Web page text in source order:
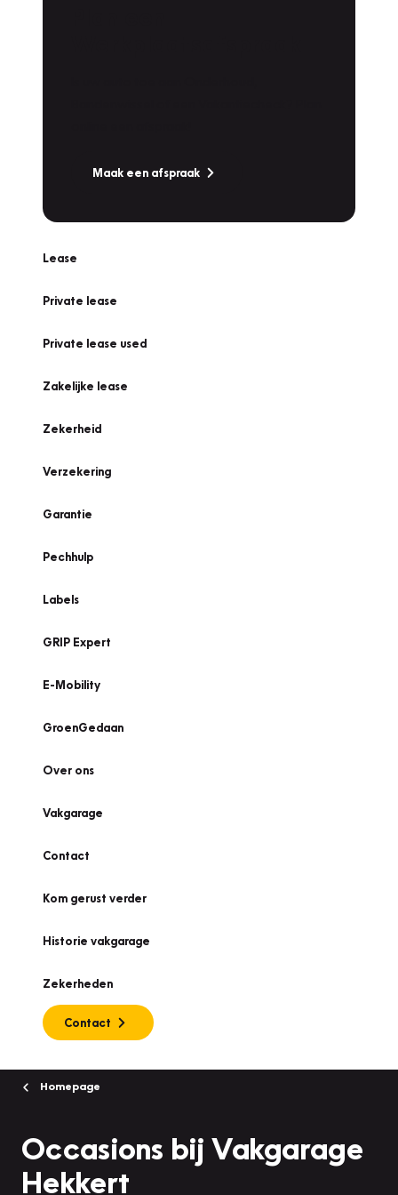
Maak een afspraak
Lease
Private lease
Private lease used
Zakelijke lease
Zekerheid
Verzekering
Garantie
Pechhulp
Labels
GRIP Expert
E-Mobility
GroenGedaan
Over ons
Vakgarage
Contact
Kom gerust verder
Historie vakgarage
Zekerheden
Contact
Homepage
Occasions bij Vakgarage
Hekkert